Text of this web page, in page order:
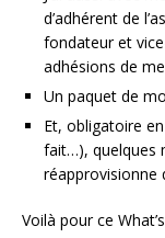
d’adhérent de
fondateur et
adhésions de
Un paquet de
Et, obligatoire
fait…), quelques
réapprovisionne
Voilà pour ce